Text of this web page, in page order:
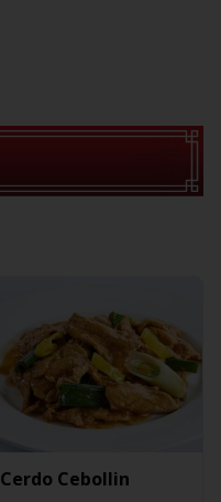
Cerdo Cebollin